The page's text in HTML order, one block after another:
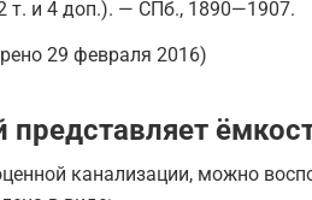
т. и 4 доп.). — СПб., 1890—1907.
29 февраля 2016)
представляет
канализации, можно